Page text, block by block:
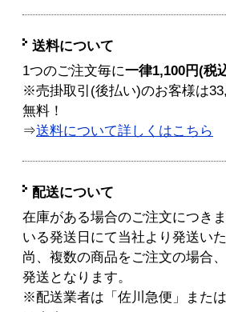
送料について
1つのご注文毎に一律1,100円(税
※売掛取引(後払い)のお客様は
無料！
⇒送料について詳しくはこちら
配送について
在庫がある場合のご注文につき
いる発送日にて当社より発送い
尚、複数の商品をご注文の場合
発送となります。
※配送業者は「佐川急便」また